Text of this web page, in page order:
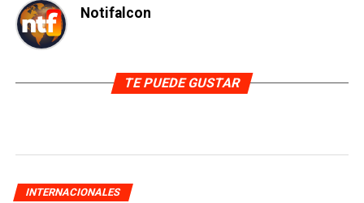
Notifalcon
TE PUEDE GUSTAR
INTERNACIONALES